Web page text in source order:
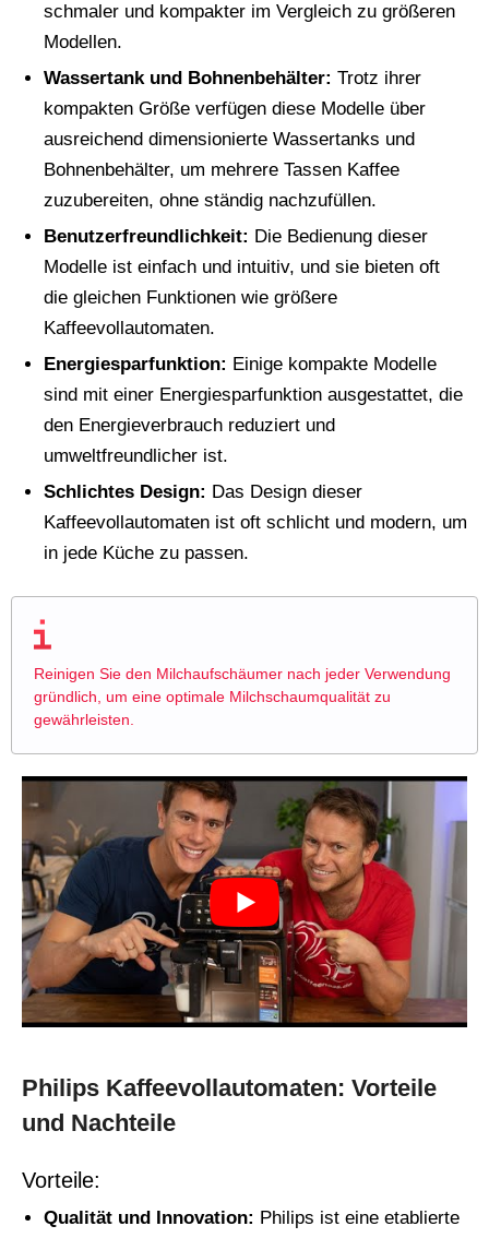
schmaler und kompakter im Vergleich zu größeren
Modellen.
Wassertank und Bohnenbehälter: Trotz ihrer
kompakten Größe verfügen diese Modelle über
ausreichend dimensionierte Wassertanks und
Bohnenbehälter, um mehrere Tassen Kaffee
zuzubereiten, ohne ständig nachzufüllen.
Benutzerfreundlichkeit: Die Bedienung dieser
Modelle ist einfach und intuitiv, und sie bieten oft
die gleichen Funktionen wie größere
Kaffeevollautomaten.
Energiesparfunktion: Einige kompakte Modelle
sind mit einer Energiesparfunktion ausgestattet, die
den Energieverbrauch reduziert und
umweltfreundlicher ist.
Schlichtes Design: Das Design dieser
Kaffeevollautomaten ist oft schlicht und modern, um
in jede Küche zu passen.
Reinigen Sie den Milchaufschäumer nach jeder Verwendung
gründlich, um eine optimale Milchschaumqualität zu
gewährleisten.
Philips Kaffeevollautomaten: Vorteile
und Nachteile
Vorteile:
Qualität und Innovation: Philips ist eine etablierte